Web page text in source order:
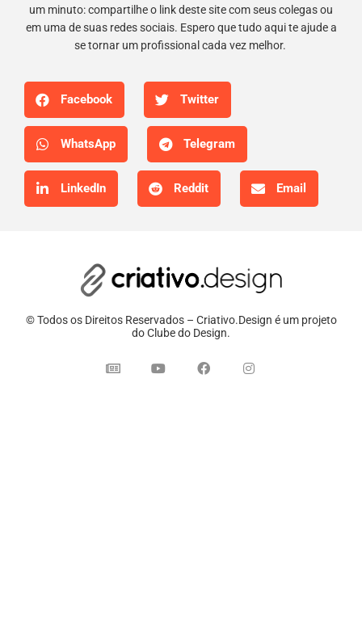
um minuto: compartilhe o link deste site com seus colegas ou
em uma de suas redes sociais. Espero que tudo aqui te ajude a
se tornar um profissional cada vez melhor.
Facebook Twitter
WhatsApp Telegram
LinkedIn Reddit Email
© Todos os Direitos Reservados – Criativo.Design é um projeto
do Clube do Design.